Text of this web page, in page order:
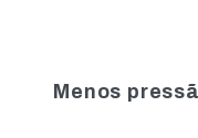
Menos